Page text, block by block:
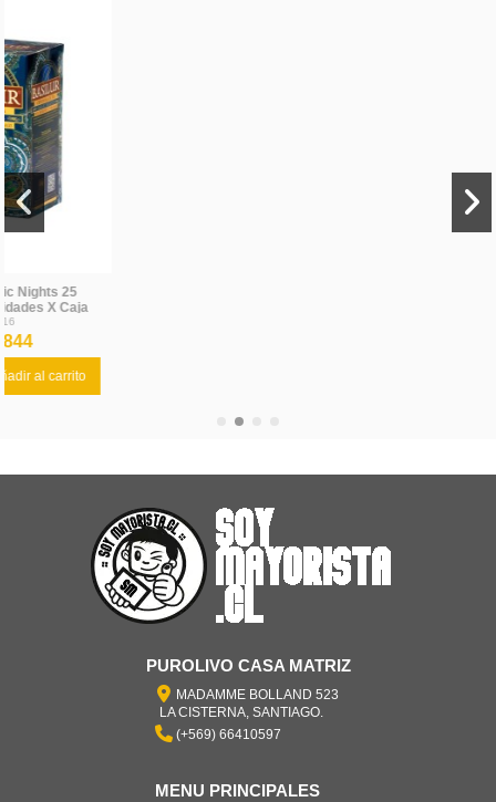
PUROLIVO CASA MATRIZ
MADAMME BOLLAND 523
LA CISTERNA, SANTIAGO.
(+569) 66410597
MENU PRINCIPALES